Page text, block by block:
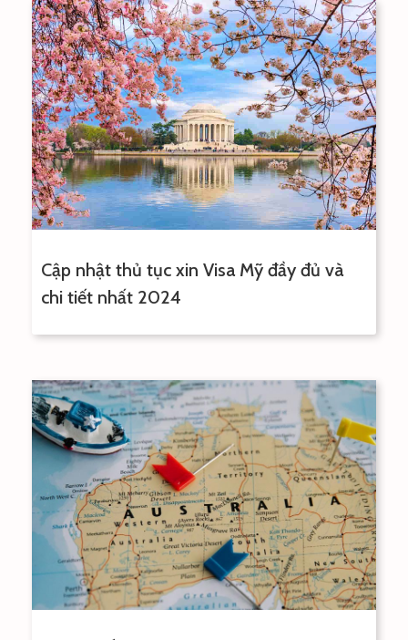
Cập nhật thủ tục xin Visa Mỹ đầy đủ và
chi tiết nhất 2024